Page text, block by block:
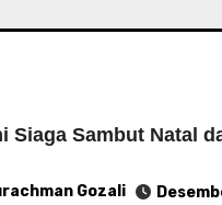
Siaga Sambut Natal
Gozali